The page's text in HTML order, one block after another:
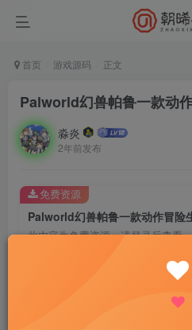
首页 游戏源码 正文
Palworld幻兽帕鲁一款动
淼炎
2年前发布
Palworld幻兽帕鲁一款动作冒险
此内容为免费资源，请登录后查看
登录
免费资源
由日本开发商 Pocket Pair 推出